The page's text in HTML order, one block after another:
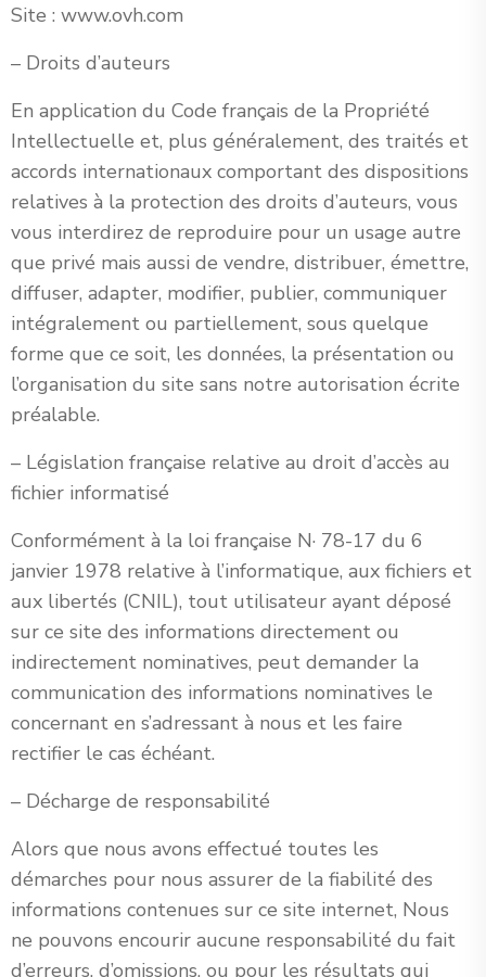
Site : www.ovh.com
– Droits d’auteurs
En application du Code français de la Propriété
Intellectuelle et, plus généralement, des traités et
accords internationaux comportant des dispositions
relatives à la protection des droits d’auteurs, vous
vous interdirez de reproduire pour un usage autre
que privé mais aussi de vendre, distribuer, émettre,
diffuser, adapter, modifier, publier, communiquer
intégralement ou partiellement, sous quelque
forme que ce soit, les données, la présentation ou
l’organisation du site sans notre autorisation écrite
préalable.
– Législation française relative au droit d’accès au
fichier informatisé
Conformément à la loi française N· 78-17 du 6
janvier 1978 relative à l’informatique, aux fichiers et
aux libertés (CNIL), tout utilisateur ayant déposé
sur ce site des informations directement ou
indirectement nominatives, peut demander la
communication des informations nominatives le
concernant en s’adressant à nous et les faire
rectifier le cas échéant.
– Décharge de responsabilité
Alors que nous avons effectué toutes les
démarches pour nous assurer de la fiabilité des
informations contenues sur ce site internet, Nous
ne pouvons encourir aucune responsabilité du fait
d’erreurs, d’omissions, ou pour les résultats qui